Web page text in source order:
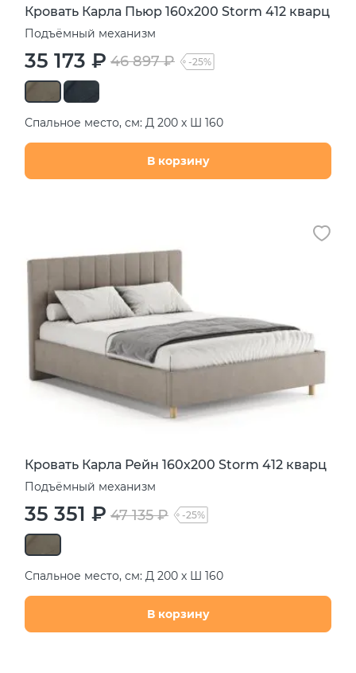
Кровать Карла Пьюр 160х200 Storm 412 кварц
Подъёмный механизм
35 173 ₽ 46 897 ₽ -25%
Спальное место, см: Д 200 х Ш 160
В корзину
Кровать Карла Рейн 160х200 Storm 412 кварц
Подъёмный механизм
35 351 ₽ 47 135 ₽ -25%
Спальное место, см: Д 200 х Ш 160
В корзину